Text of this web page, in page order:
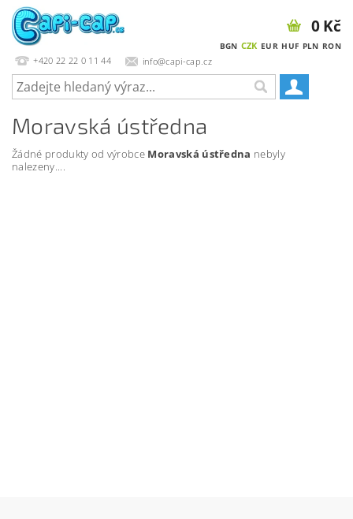
+420 22 22 0 11 44 info@capi-cap.cz
BGN CZK EUR HUF PLN RON
0 Kč
Moravská ústředna
Žádné produkty od výrobce Moravská ústředna nebyly
nalezeny....